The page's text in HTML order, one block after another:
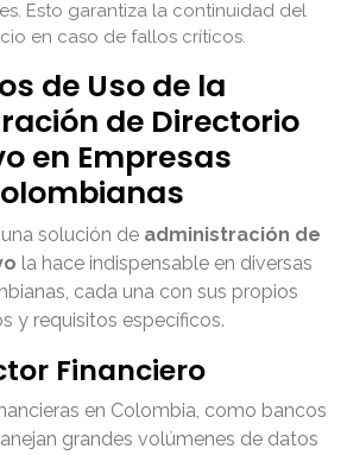
Esto garantiza la continuidad del
en caso de fallos críticos.
de Uso de la
de Directorio
en Empresas
solución de administración de
la hace indispensable en diversas
cada una con sus propios
y requisitos específicos.
Financiero
en Colombia, como bancos
grandes volúmenes de datos